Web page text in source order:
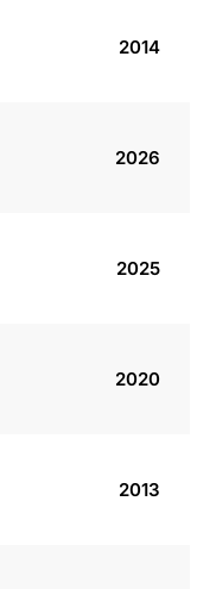
2014
2026
2025
2020
2013